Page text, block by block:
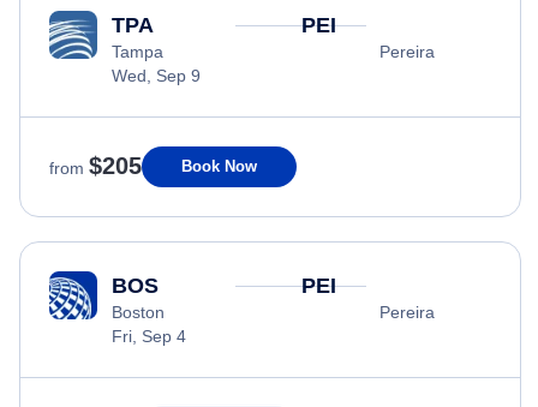
TPA
Tampa
Wed, Sep 9
PEI
Pereira
from $205 Book Now
BOS
Boston
Fri, Sep 4
PEI
Pereira